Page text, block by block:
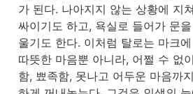
가 된다. 나아지지 않는 상황에 지
싸이기도 하고, 욕실로 들어가 문
울기도 한다. 이처럼 탈로는 마크
따뜻한 마음뿐 아니라, 어쩔 수 없
함, 뾰족함, 못나고 어두운 마음까